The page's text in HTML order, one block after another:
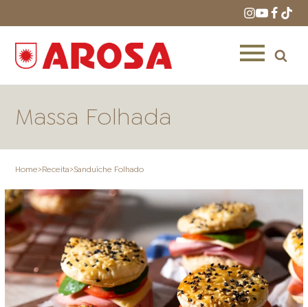
ONDE COMPRAR LOJAS AROSA
DISTRIBUIDORES E
REPRESENTANTES
Massa Folhada
Home>Receita>Sanduíche Folhado